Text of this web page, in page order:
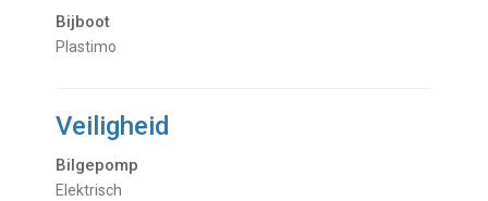
Bijboot
Plastimo
Veiligheid
Bilgepomp
Elektrisch